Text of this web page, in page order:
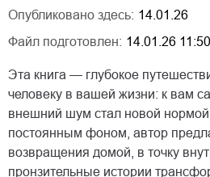
Опубликовано здесь: 14.01.26
Файл подготовлен: 14.01.26 11:50
Эта книга — глубокое
человеку в вашей жизни: к вам
внешний шум стал новой
постоянным фоном, автор
возвращения домой, в точку
пронзительные истории